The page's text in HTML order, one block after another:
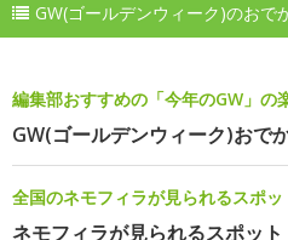
GW(ゴールデンウィーク)のおで
編集部おすすめの「今年のGW」の
GW(ゴールデンウィーク)おで
全国のネモフィラが見られるスポ
ネモフィラが見られるスポット